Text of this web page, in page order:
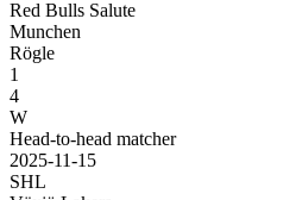
Red Bulls Salute
Munchen
Rögle
1
4
W
Head-to-head matcher
2025-11-15
SHL